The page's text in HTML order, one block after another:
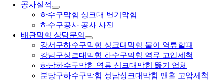
공사실적
하수구막힘 싱크대 변기막힘
하수구공사 공사 사진
배관막힘 상담문의
강서구하수구막힘 싱크대막힘 물이 역류할때
강남구싱크대막힘 하수구막힘 역류 고압세척
하남하수구막힘 역류 싱크대막힘 뚫기 업체
분당구하수구막힘 성남싱크대막힘 맨홀 고압세척